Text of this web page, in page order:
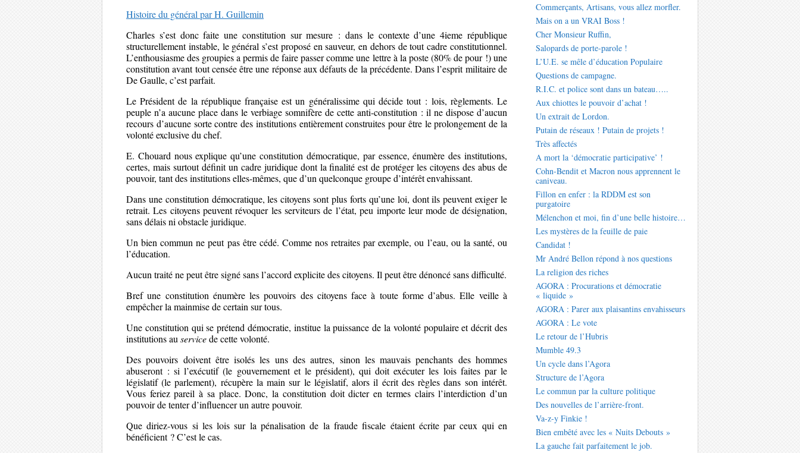
Histoire du général par H. Guillemin
Charles s’est donc faite une constitution sur mesure : dans le contexte d’une 4ieme république
structurellement instable, le général s’est proposé en sauveur, en dehors de tout cadre constitutionnel.
L’enthousiasme des groupies a permis de faire passer comme une lettre à la poste (80% de pour !) une
constitution avant tout censée être une réponse aux défauts de la précédente. Dans l’esprit militaire de
De Gaulle, c’est parfait.
Le Président de la république française est un généralissime qui décide tout : lois, règlements. Le
peuple n’a aucune place dans le verbiage somnifère de cette anti-constitution : il ne dispose d’aucun
recours d’aucune sorte contre des institutions entièrement construites pour être le prolongement de la
volonté exclusive du chef.
E. Chouard nous explique qu’une constitution démocratique, par essence, énumère des institutions,
certes, mais surtout définit un cadre juridique dont la finalité est de protéger les citoyens des abus de
pouvoir, tant des institutions elles-mêmes, que d’un quelconque groupe d’intérêt envahissant.
Dans une constitution démocratique, les citoyens sont plus forts qu’une loi, dont ils peuvent exiger le
retrait. Les citoyens peuvent révoquer les serviteurs de l’état, peu importe leur mode de désignation,
sans délais ni obstacle juridique.
Un bien commun ne peut pas être cédé. Comme nos retraites par exemple, ou l’eau, ou la santé, ou
l’éducation.
Aucun traité ne peut être signé sans l’accord explicite des citoyens. Il peut être dénoncé sans difficulté.
Bref une constitution énumère les pouvoirs des citoyens face à toute forme d’abus. Elle veille à
empêcher la mainmise de certain sur tous.
Une constitution qui se prétend démocratie, institue la puissance de la volonté populaire et décrit des
institutions au servicede cette volonté.
Des pouvoirs doivent être isolés les uns des autres, sinon les mauvais penchants des hommes
abuseront : si l’exécutif (le gouvernement et le président), qui doit exécuter les lois faites par le
législatif (le parlement), récupère la main sur le législatif, alors il écrit des règles dans son intérêt.
Vous feriez pareil à sa place. Donc, la constitution doit dicter en termes clairs l’interdiction d’un
pouvoir de tenter d’influencer un autre pouvoir.
Que diriez-vous si les lois sur la pénalisation de la fraude fiscale étaient écrite par ceux qui en
bénéficient ? C’est le cas.
Commerçants, Artisans, vous allez morfler.
Mais on a un VRAI Boss !
Cher Monsieur Ruffin,
Salopards de porte-parole !
L’U.E. se mêle d’éducation Populaire
Questions de campagne.
R.I.C. et police sont dans un bateau…..
Aux chiottes le pouvoir d’achat !
Un extrait de Lordon.
Putain de réseaux ! Putain de projets !
Très affectés
A mort la ‘démocratie participative’ !
Cohn-Bendit et Macron nous apprennent le
caniveau.
Fillon en enfer : la RDDM est son
purgatoire
Mélenchon et moi, fin d’une belle histoire…
Les mystères de la feuille de paie
Candidat !
Mr André Bellon répond à nos questions
La religion des riches
AGORA : Procurations et démocratie
« liquide »
AGORA : Parer aux plaisantins envahisseurs
AGORA : Le vote
Le retour de l’Hubris
Mumble 49.3
Un cycle dans l’Agora
Structure de l’Agora
Le commun par la culture politique
Des nouvelles de l’arrière-front.
Va-z-y Finkie !
Bien embêté avec les « Nuits Debouts »
La gauche fait parfaitement le job.